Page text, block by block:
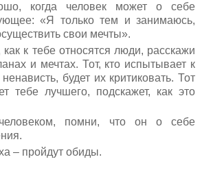
когда человек может о себе
«Я только тем и занимаюсь,
свои мечты».
как к тебе относятся люди, расскажи
и мечтах. Тот, кто испытывает к
будет их критиковать. Тот
тебе лучшего, подскажет, как это
помни, что он о себе
– пройдут обиды.